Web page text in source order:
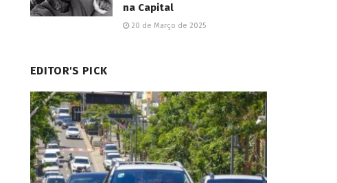
na Capital
20 de Março de 2025
EDITOR'S PICK